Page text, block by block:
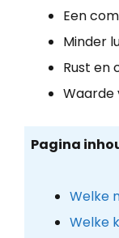
Een
Minder
Rust en
Waarde
Pagina
Welke
Welke